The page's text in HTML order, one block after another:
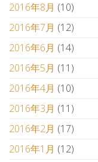
2016年8月 (10)
2016年7月 (12)
2016年6月 (14)
2016年5月 (11)
2016年4月 (10)
2016年3月 (11)
2016年2月 (17)
2016年1月 (12)